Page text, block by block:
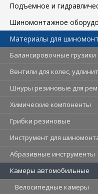
Подъемное и
Шиномонтажное
Материалы для
Балансировочные грузики
Вентили для колес,
Шнуры резиновые для
Химические компоненты
Грибки резиновые
Инструмент для
Абразивные инструменты
Камеры автомобильные
Велосипедные камеры